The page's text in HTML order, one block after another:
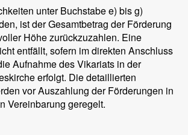
unter Buchstabe e) bis g)
ist der Gesamtbetrag der Förderung
Höhe zurückzuzahlen. Eine
entfällt, sofern im direkten Anschluss
Aufnahme des Vikariats in der
erfolgt. Die detaillierten
vor Auszahlung der Förderungen in
Vereinbarung geregelt.